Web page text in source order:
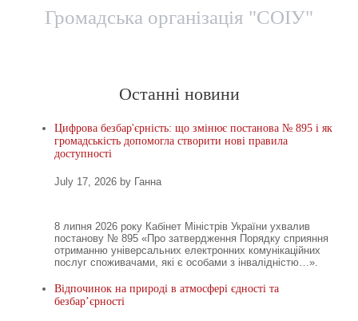
Громадська організація "СОІУ"
Останні новини
Цифрова безбар'єрність: що змінює постанова № 895 і як
громадськість допомогла створити нові правила
доступності
July 17, 2026 by Ганна
8 липня 2026 року Кабінет Міністрів України ухвалив
постанову № 895 «Про затвердження Порядку сприяння
отриманню універсальних електронних комунікаційних
послуг споживачами, які є особами з інвалідністю…».
Відпочинок на природі в атмосфері єдності та
безбар’єрності